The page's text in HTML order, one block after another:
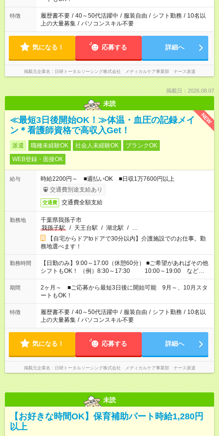
のお仕事の勤務時間。 合計で週40時間を超える場合は応募でき
ません
特徴 履歴書不要 / 40～50代活躍中 / 服装自由 / シフト勤務 / 10名以
上の大量募集 / パソコンスキル不要
気になる！ 応募する 詳細へ
掲載元企業名 日研トータルソーシング株式会社 メディカルケア事業部 ナース派遣
掲載日：2026.08.07
未読
NEW
≪最短3日後開始OK！≫体温・血圧の記録メイ
ン＊看護師資格で高収入Get！
派遣 職種未経験OK 社会人未経験OK
ブランクOK
WEB登録・面接OK
給与
時給2200円～ ■週払いOK ■日収1万7600円以上
交通費別途支給あり
交通費 交通費全額支給
勤務地
千葉県我孫子市
我孫子駅
/ 天王台駅 / 湖北駅 / …
【自宅からドアtoドアで30分以内】介護施設でのお仕事。勤
務地選べます！
勤務時間
【日勤のみ】9:00～17:00（休憩60分） ■ご希望があればその他
シフトもOK！ （例）8:30～17:30 10:00～19:00 など
「家族とお休みを合わせたい」 「できれば残業はしたくない」
など、あなたのご希望に沿ったお仕事をご紹介します！ ※Wワ
ーク希望の方へ 今ご覧のお仕事で希望する勤務時間と、もう1つ
のお仕事の勤務時間。 合計で週40時間を超える場合は応募でき
ません
期間
2ヶ月～ ■ご応募から最短3日後に開始可能 9月～、10月スタ
ートもOK！
特徴 履歴書不要 / 40～50代活躍中 / 服装自由 / シフト勤務 / 10名以
上の大量募集 / パソコンスキル不要
気になる！ 応募する 詳細へ
掲載元企業名 日研トータルソーシング株式会社 メディカルケア事業部 ナース派遣
未読
【お好きな時間OK】保育補助パート時給1,280円
以上